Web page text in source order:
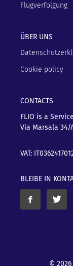
Flugverfolgung
ÜBER UNS
Cookie policy
CONTACTS
FLIO is a
Via Marsala 34/
VAT:
BLEIBE IN
©